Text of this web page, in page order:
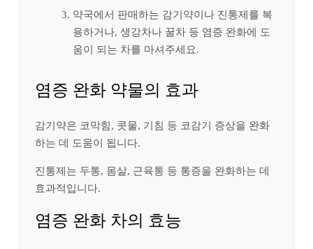
약국에서 판매하는 감기약이나 진통제를 복
용하거나, 생강차나 꿀차 등 염증 완화에 도
움이 되는 차를 마셔주세요.
염증 완화 약물의 효과
감기약은 코막힘, 콧물, 기침 등 코감기 증상을 완화
하는 데 도움이 됩니다.
진통제는 두통, 몸살, 근육통 등 통증을 완화하는 데
효과적입니다.
염증 완화 차의 효능